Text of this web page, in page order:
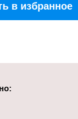
в избранное
в избранное